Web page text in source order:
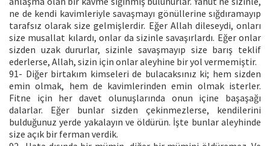
ne de kendi kavimleriyle savaşmayı gönüllerine sığdıramayıp
tarafsız olarak size gelmişlerdir. Eğer Allah dileseydi, onları
size musallat kılardı, onlar da sizinle savaşırlardı. Eğer onlar
sizden uzak dururlar, sizinle savaşmayıp size barış teklif
ederlerse, Allah, sizin için onlar aleyhine bir yol vermemiştir.
91- Diğer birtakım kimseleri de bulacaksınız ki; hem sizden
emin olmak, hem de kavimlerinden emin olmak isterler.
Fitne için her davet olunuşlarında onun içine başaşağı
dalarlar. Eğer bunlar sizden çekinmezlerse, kendilerini
bulduğunuz yerde yakalayın ve öldürün. İşte bunlar aleyhinde
size açık bir ferman verdik.